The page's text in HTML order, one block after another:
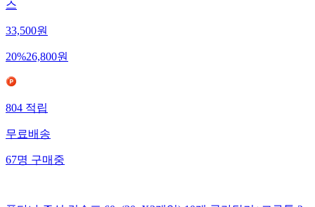
스
33,500원
20%26,800원
804적립
무료배송
67명구매중